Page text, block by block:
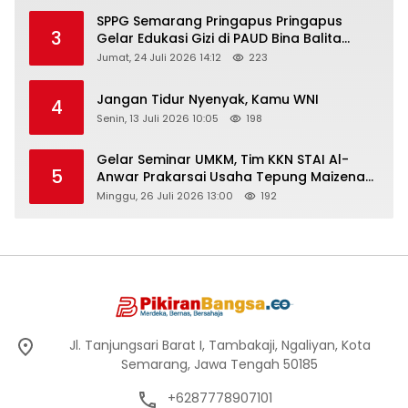
3
SPPG Semarang Pringapus Pringapus
Gelar Edukasi Gizi di PAUD Bina Balita
Peringati Hari Anak Nasional 2026
Jumat, 24 Juli 2026 14:12 223
4 Jangan Tidur Nyenyak, Kamu WNI
Senin, 13 Juli 2026 10:05 198
5
Gelar Seminar UMKM, Tim KKN STAI Al-
Anwar Prakarsai Usaha Tepung Maizena
di Logung
Minggu, 26 Juli 2026 13:00 192
Jl. Tanjungsari Barat I, Tambakaji, Ngaliyan, Kota
Semarang, Jawa Tengah 50185
+6287778907101